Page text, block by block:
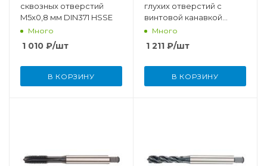
сквозных отверстий
M5x0,8 мм DIN371 HSSE
Много
1 010 ₽/шт
В КОРЗИНУ
глухих отверстий с
винтовой канавкой
M5x0,8 мм DIN371 HSSE-
Много
1 211 ₽/шт
В КОРЗИНУ